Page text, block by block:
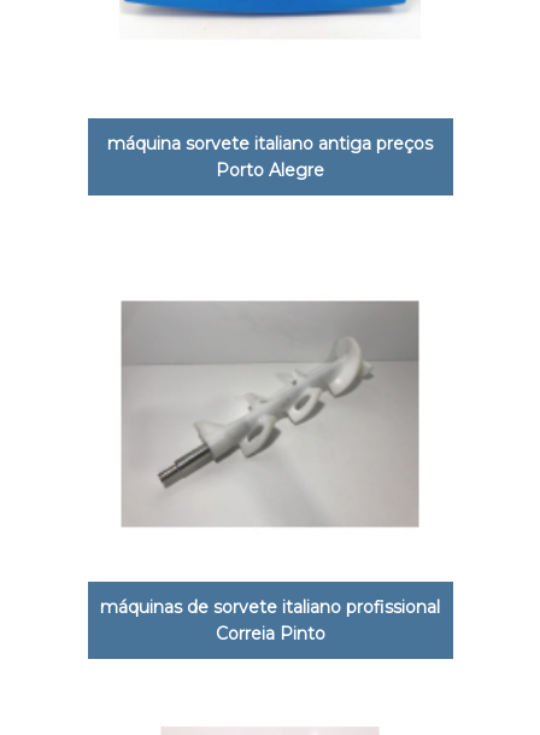
máquina sorvete italiano antiga preços
Porto Alegre
máquinas de sorvete italiano profissional
Correia Pinto